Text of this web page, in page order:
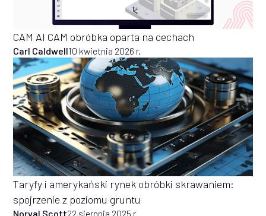
CAM AI CAM obróbka oparta na cechach
Carl Caldwell10 kwietnia 2026 r.
Taryfy i amerykański rynek obróbki skrawaniem:
spojrzenie z poziomu gruntu
Norval Scott22 sierpnia 2025 r.